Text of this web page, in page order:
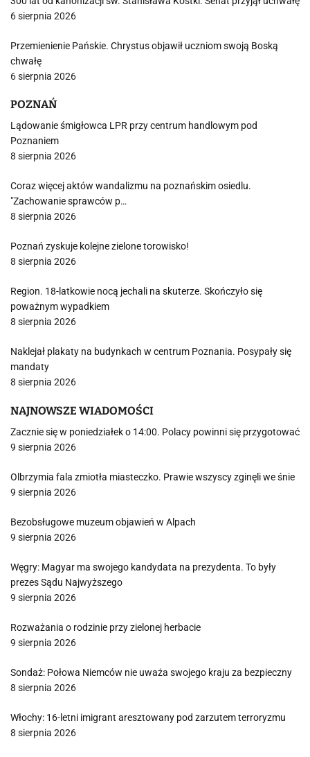
6 sierpnia 2026
Przemienienie Pańskie. Chrystus objawił uczniom swoją Boską
chwałę
6 sierpnia 2026
POZNAŃ
Lądowanie śmigłowca LPR przy centrum handlowym pod
Poznaniem
8 sierpnia 2026
Coraz więcej aktów wandalizmu na poznańskim osiedlu.
"Zachowanie sprawców p…
8 sierpnia 2026
Poznań zyskuje kolejne zielone torowisko!
8 sierpnia 2026
Region. 18-latkowie nocą jechali na skuterze. Skończyło się
poważnym wypadkiem
8 sierpnia 2026
Naklejał plakaty na budynkach w centrum Poznania. Posypały się
mandaty
8 sierpnia 2026
NAJNOWSZE WIADOMOŚCI
Zacznie się w poniedziałek o 14:00. Polacy powinni się przygotować
9 sierpnia 2026
Olbrzymia fala zmiotła miasteczko. Prawie wszyscy zginęli we śnie
9 sierpnia 2026
Bezobsługowe muzeum objawień w Alpach
9 sierpnia 2026
Węgry: Magyar ma swojego kandydata na prezydenta. To były
prezes Sądu Najwyższego
9 sierpnia 2026
Rozważania o rodzinie przy zielonej herbacie
9 sierpnia 2026
Sondaż: Połowa Niemców nie uważa swojego kraju za bezpieczny
8 sierpnia 2026
Włochy: 16-letni imigrant aresztowany pod zarzutem terroryzmu
8 sierpnia 2026